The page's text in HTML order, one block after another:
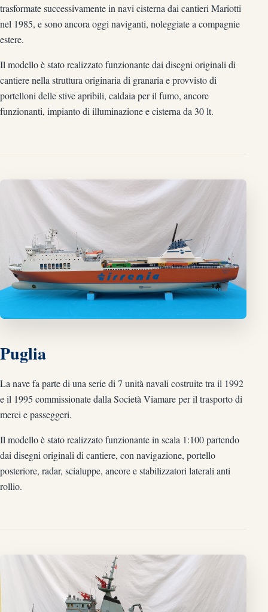
trasformate successivamente in navi cisterna dai cantieri Mariotti
nel 1985, e sono ancora oggi naviganti, noleggiate a compagnie
estere.
Il modello è stato realizzato funzionante dai disegni originali di
cantiere nella struttura originaria di granaria e provvisto di
portelloni delle stive apribili, caldaia per il fumo, ancore
funzionanti, impianto di illuminazione e cisterna da 30 lt.
Puglia
La nave fa parte di una serie di 7 unità navali costruite tra il 1992
e il 1995 commissionate dalla Società Viamare per il trasporto di
merci e passeggeri.
Il modello è stato realizzato funzionante in scala 1:100 partendo
dai disegni originali di cantiere, con navigazione, portello
posteriore, radar, scialuppe, ancore e stabilizzatori laterali anti
rollio.